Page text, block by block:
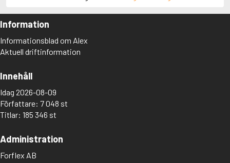
Information
Informationsblad om Alex
Aktuell driftinformation
Innehåll
Idag 2026-08-09
Författare: 7 048 st
Titlar: 185 346 st
Administration
Forflex AB